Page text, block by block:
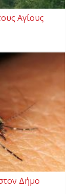
Αγίους
Δήμο